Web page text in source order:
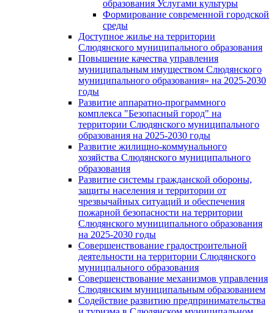
образования Услугами культуры
Формирование современной городской
среды
Доступное жилье на территории
Слюдянского муниципального образования
Повышение качества управления
муниципальным имуществом Слюдянского
муниципального образования» на 2025-2030
годы
Развитие аппаратно-программного
комплекса "Безопасный город" на
территории Слюдянского муниципального
образования на 2025-2030 годы
Развитие жилищно-коммунального
хозяйства Слюдянского муниципального
образования
Развитие системы гражданской обороны,
защиты населения и территории от
чрезвычайных ситуаций и обеспечения
пожарной безопасности на территории
Слюдянского муниципального образования
на 2025-2030 годы
Совершенствование градостроительной
деятельности на территории Слюдянского
муницпального образования
Совершенствование механизмов управления
Слюдянским муниципальным образованием
Содействие развитию предпринимательства